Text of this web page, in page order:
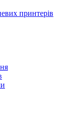
принтерів